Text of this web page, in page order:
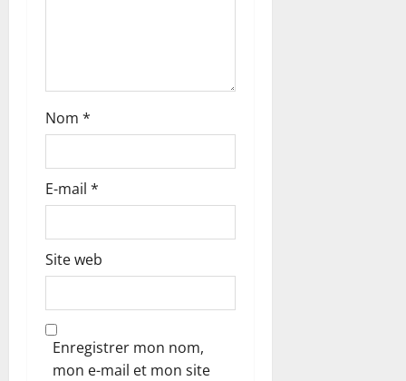
e
Nom *
E-mail *
Site web
Enregistrer mon nom,
mon e-mail et mon site